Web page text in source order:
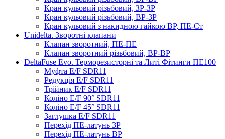
Кран кульовий різьбовий, ЗР-ЗР
Кран кульовий різьбовий, ВР-ЗР
Кран кульовий з накидною гайкою ВР, ПЕ-Ст
Unidelta. Зворотні клапани
Клапан зворотний, ПЕ-ПЕ
Клапан зворотний різьбовий, ВР-ВР
DeltaFuse Evo. Терморезисторні та Литі Фітинги ПЕ100
Муфта E/F SDR11
Редукція E/F SDR11
Трійник E/F SDR11
Коліно E/F 90° SDR11
Коліно E/F 45° SDR11
Заглушка E/F SDR11
Перехід ПЕ-латунь ЗР
Перехід ПЕ-латунь ВР